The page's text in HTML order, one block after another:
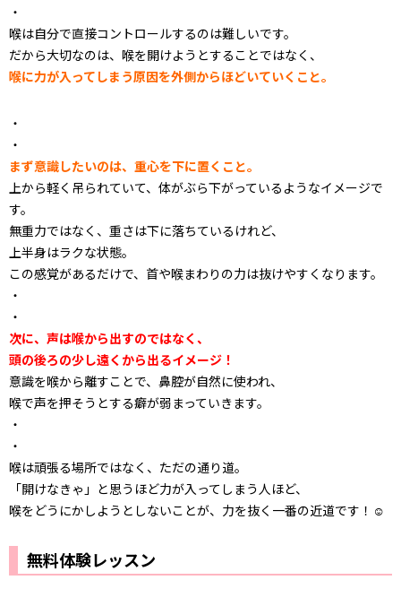
・
喉は自分で直接コントロールするのは難しいです。
だから大切なのは、喉を開けようとすることではなく、
喉に力が入ってしまう原因を外側からほどいていくこと。
・
・
まず意識したいのは、重心を下に置くこと。
上から軽く吊られていて、体がぶら下がっているようなイメージで
す。
無重力ではなく、重さは下に落ちているけれど、
上半身はラクな状態。
この感覚があるだけで、首や喉まわりの力は抜けやすくなります。
・
・
次に、声は喉から出すのではなく、
頭の後ろの少し遠くから出るイメージ！
意識を喉から離すことで、鼻腔が自然に使われ、
喉で声を押そうとする癖が弱まっていきます。
・
・
喉は頑張る場所ではなく、ただの通り道。
「開けなきゃ」と思うほど力が入ってしまう人ほど、
喉をどうにかしようとしないことが、力を抜く一番の近道です！☺
無料体験レッスン